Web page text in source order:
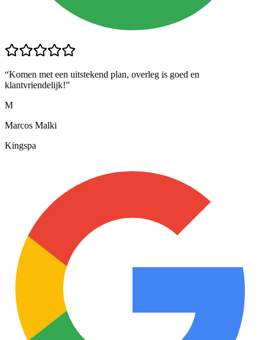
“Komen met een uitstekend plan, overleg is goed en
klantvriendelijk!”
M
Marcos Malki
Kingspa